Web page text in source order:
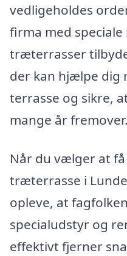
vedligeholdes
firma med
træterrasser
der kan hjælpe dig
terrasse og sikre,
mange år fremover.
Når du vælger at
træterrasse i
opleve, at
specialudstyr og
effektivt fjerner